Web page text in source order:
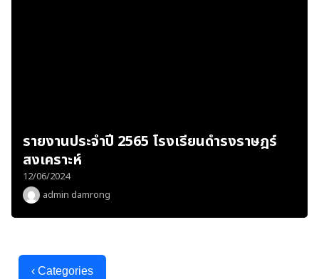
รายงานประจำปี 2565 โรงเรียนดำรงราษฎร์
สงเคราะห์
12/06/2024
admin damrong
‹ Categories